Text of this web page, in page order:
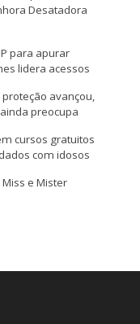
Desatadora
para apurar
lidera acessos
avançou,
preocupa
cursos gratuitos
com idosos
e Mister